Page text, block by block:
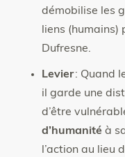
démobilise les
liens
Dufresne.
Levier: Quand
il garde une
d’être
d’humanité à
l’action au lieu